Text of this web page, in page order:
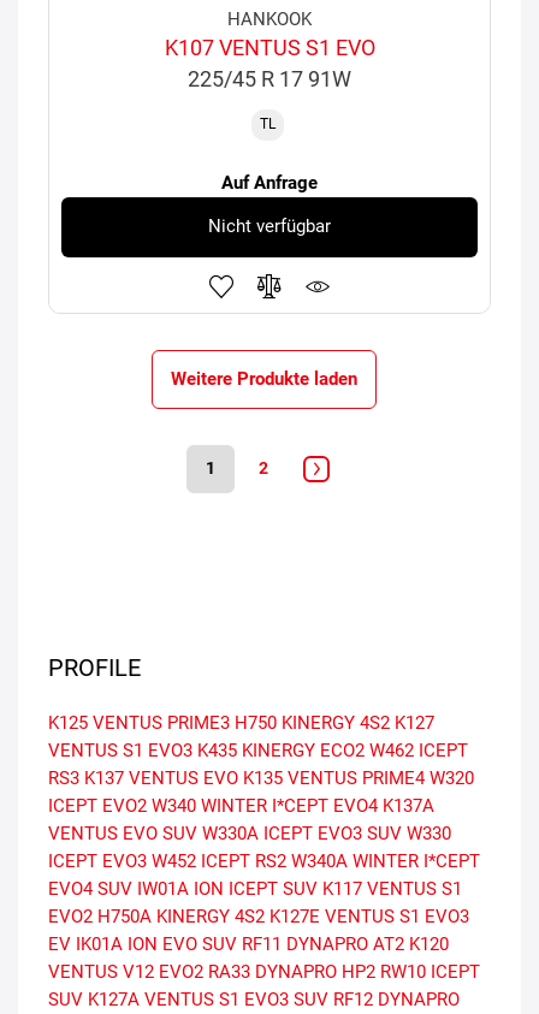
HANKOOK
K107 VENTUS S1 EVO
225/45 R 17 91W
TL
Auf Anfrage
Nicht verfügbar
Weitere Produkte laden
1 2
PROFILE
K125 VENTUS PRIME3 H750 KINERGY 4S2 K127
VENTUS S1 EVO3 K435 KINERGY ECO2 W462 ICEPT
RS3 K137 VENTUS EVO K135 VENTUS PRIME4 W320
ICEPT EVO2 W340 WINTER I*CEPT EVO4 K137A
VENTUS EVO SUV W330A ICEPT EVO3 SUV W330
ICEPT EVO3 W452 ICEPT RS2 W340A WINTER I*CEPT
EVO4 SUV IW01A ION ICEPT SUV K117 VENTUS S1
EVO2 H750A KINERGY 4S2 K127E VENTUS S1 EVO3
EV IK01A ION EVO SUV RF11 DYNAPRO AT2 K120
VENTUS V12 EVO2 RA33 DYNAPRO HP2 RW10 ICEPT
SUV K127A VENTUS S1 EVO3 SUV RF12 DYNAPRO